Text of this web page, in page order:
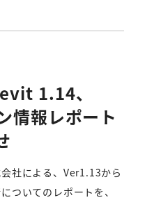
1.14、
情報レポート
社による、Ver1.13から
ついてのレポートを、